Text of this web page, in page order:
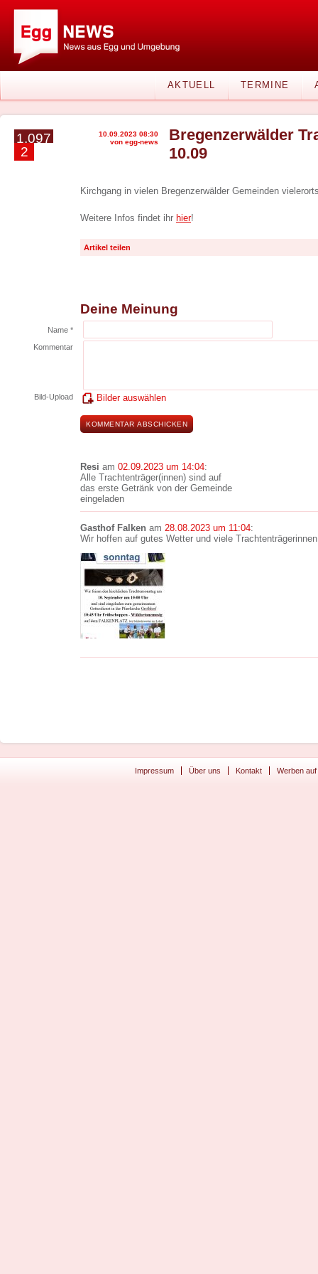
AKTUELL TERMINE
1.097
2
10.09.2023 08:30
von egg-news
Bregenzerwälder
10.09
Kirchgang in vielen Bregenzerwälder Gemeinden
Weitere Infos findet ihr hier!
Artikel teilen
Deine Meinung
Name *
Kommentar
Bild-Upload Bilder auswählen
Resi am 02.09.2023 um 14:04:
Alle Trachtenträger(innen) sind auf
das erste Getränk von der Gemeinde
eingeladen
Gasthof Falken am 28.08.2023 um 11:04:
Wir hoffen auf gutes Wetter und viele Trachtenträgerinnen
Impressum Über uns Kontakt Werben